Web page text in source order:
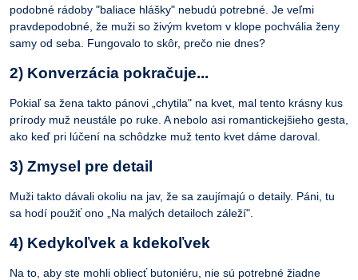
podobné rádoby "baliace hlášky" nebudú potrebné. Je veľmi
pravdepodobné, že muži so živým kvetom v klope pochvália ženy
samy od seba. Fungovalo to skôr, prečo nie dnes?
2) Konverzácia pokračuje...
Pokiaľ sa žena takto pánovi „chytila" na kvet, mal tento krásny kus
prírody muž neustále po ruke. A nebolo asi romantickejšieho gesta,
ako keď pri lúčení na schôdzke muž tento kvet dáme daroval.
3) Zmysel pre detail
Muži takto dávali okoliu na jav, že sa zaujímajú o detaily. Páni, tu
sa hodí použiť ono „Na malých detailoch záleží".
4) Kedykoľvek a kdekoľvek
Na to, aby ste mohli obliecť butoniéru, nie sú potrebné žiadne